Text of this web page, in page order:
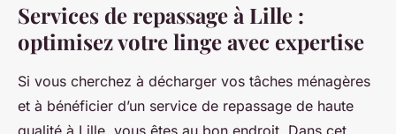
Services de repassage à Lille :
optimisez votre linge avec expertise
Si vous cherchez à décharger vos tâches ménagères
et à bénéficier d’un service de repassage de haute